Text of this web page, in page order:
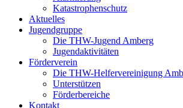
Katastrophenschutz
Aktuelles
Jugendgruppe
Die THW-Jugend Amberg
Jugendaktivitäten
Förderverein
Die THW-Helfervereinigung
Unterstützen
Förderbereiche
Kontakt